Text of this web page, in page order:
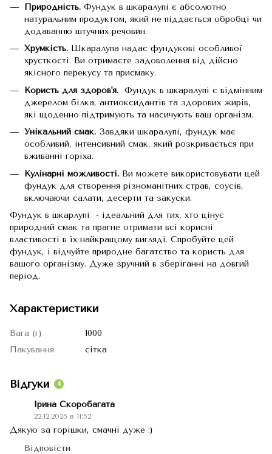
Природність. Фундук в шкаралупі є абсолютно
натуральним продуктом, який не піддається обробці чи
додаванню штучних речовин.
Хрумкість. Шкаралупа надає фундукові особливої
хрусткості. Ви отримаєте задоволення від дійсно
якісного перекусу та присмаку.
Користь для здоров'я. Фундук в шкаралупі є відмінним
джерелом білка, антиоксидантів та здорових жирів,
які щоденно підтримують та насичують ваш організм.
Унікальний смак. Завдяки шкаралупі, фундук має
особливий, інтенсивний смак, який розкривається при
вживанні горіха.
Кулінарні можливості. Ви можете використовувати цей
фундук для створення різноманітних страв, соусів,
включаючи салати, десерти та закуски.
Фундук в шкарлупі - ідеальний для тих, хто цінує
природний смак та прагне отримати всі корисні
властивості в їх найкращому вигляді. Спробуйте цей
фундук, і відчуйте природне багатство та користь для
вашого організму. Дуже зручний в зберіганні на довгий
період.
Характеристики
Вага (г)
1000
Пакування
сітка
Відгуки 4
Ірина Скоробагата
22.12.2025 в 11:52
Дякую за горішки, смачні дуже :)
Відповісти